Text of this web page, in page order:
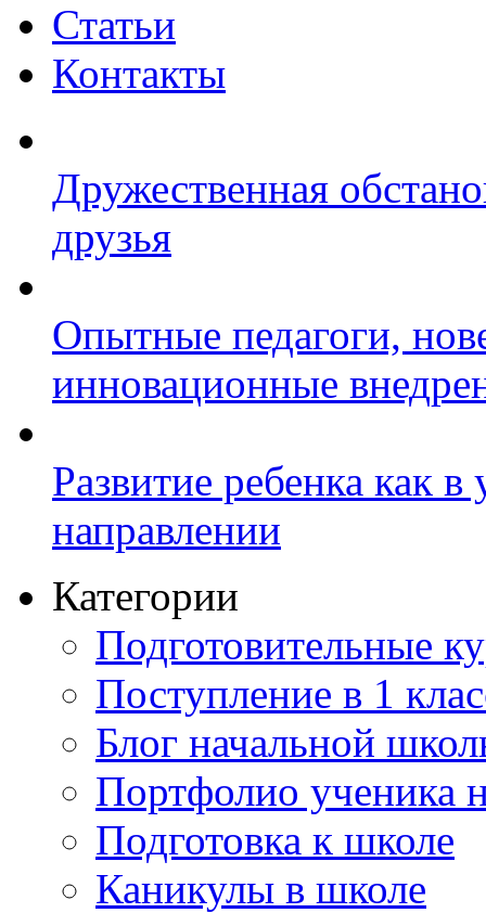
Статьи
Контакты
Дружественная
друзья
Опытные педагоги,
инновационные
Развитие ребенка как
направлении
Категории
Подготовительные
Поступление в 1
Блог начальной
Портфолио ученика
Подготовка к школе
Каникулы в школе